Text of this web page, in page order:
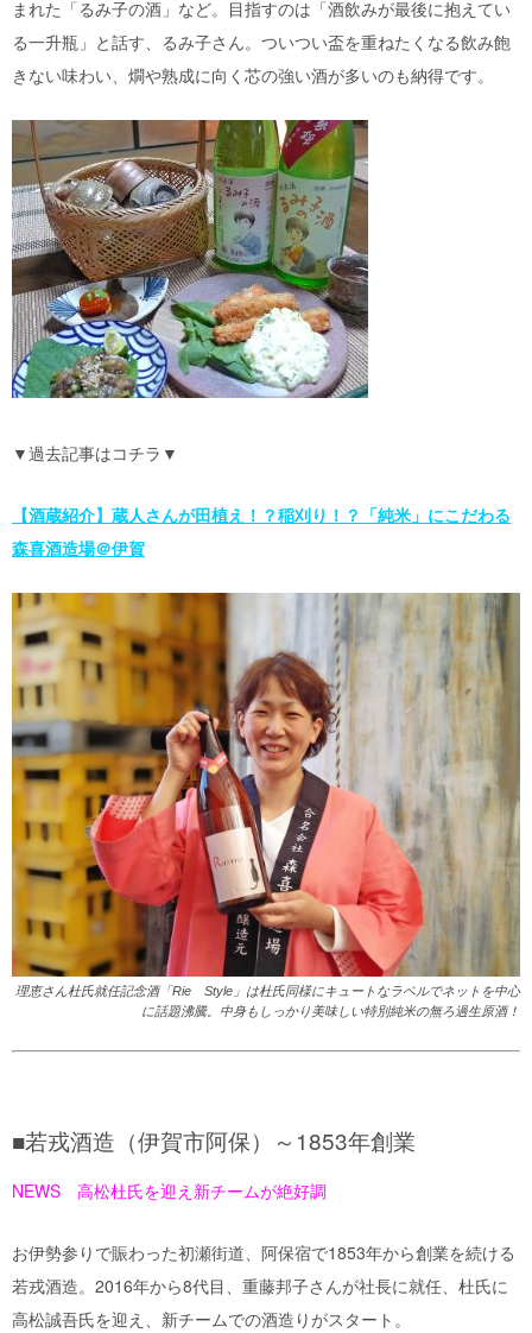
まれた「るみ子の酒」など。目指すのは「酒飲みが最後に抱えてい
る一升瓶」と話す、るみ子さん。ついつい盃を重ねたくなる飲み飽
きない味わい、燗や熟成に向く芯の強い酒が多いのも納得です。
▼過去記事はコチラ▼
【酒蔵紹介】蔵人さんが田植え！？稲刈り！？「純米」にこだわる
森喜酒造場＠伊賀
理恵さん杜氏就任記念酒「Rie Style」は杜氏同様にキュートなラベルでネットを中心
に話題沸騰。中身もしっかり美味しい特別純米の無ろ過生原酒！
■若戎酒造（伊賀市阿保）～1853年創業
NEWS 高松杜氏を迎え新チームが絶好調
お伊勢参りで賑わった初瀬街道、阿保宿で1853年から創業を続ける
若戎酒造。2016年から8代目、重藤邦子さんが社長に就任、杜氏に
高松誠吾氏を迎え、新チームでの酒造りがスタート。